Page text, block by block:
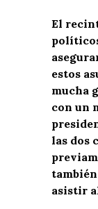
El
estos
mucha
con un
las dos
asistir